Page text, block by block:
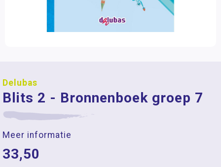
Delubas
Blits 2 - Bronnenboek groep 7
Meer informatie
33,50